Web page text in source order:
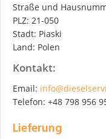
Straße und
PLZ: 21-050
Stadt: Piaski
Land: Polen
Kontakt:
Email:
Telefon: +48 798 956
Lieferung